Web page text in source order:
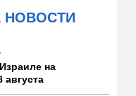
НОВОСТИ
на
августа